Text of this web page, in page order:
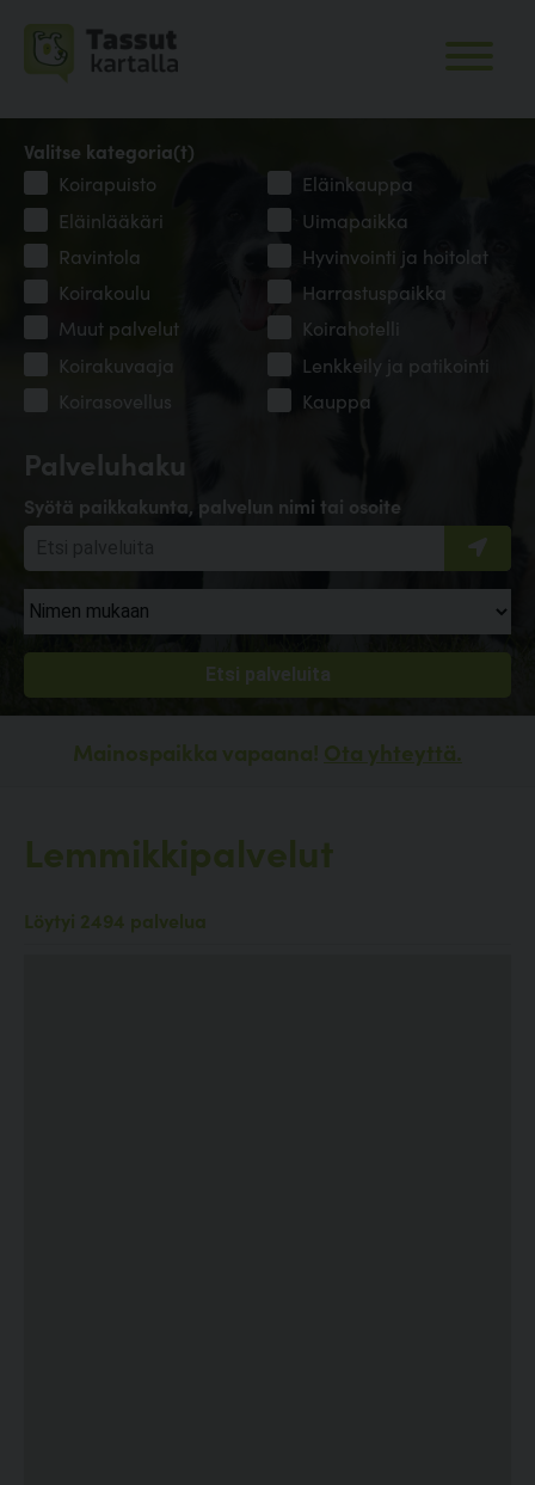
Palveluhaku
Syötä paikkakunta, palvelun nimi tai osoite
Valitse kategoria(t)
Koirapuisto
Eläinkauppa
Eläinlääkäri
Uimapaikka
Ravintola
Hyvinvointi ja hoitolat
Koirakoulu
Harrastuspaikka
Muut palvelut
Koirahotelli
Koirakuvaaja
Lenkkeily ja patikointi
Koirasovellus
Kauppa
Mainospaikka vapaana! Ota yhteyttä.
Lemmikkipalvelut
Löytyi 2494 palvelua